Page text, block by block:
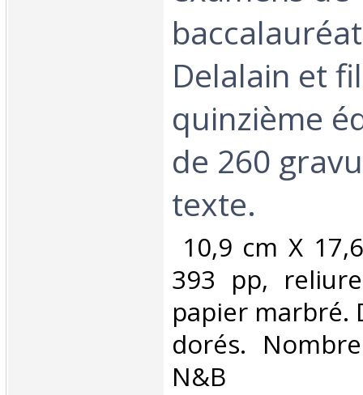
Delalain et
quinzième
de 260
texte. ‎
10,9 cm X
393 pp,
papier marbré.
dorés.
N&B ‎